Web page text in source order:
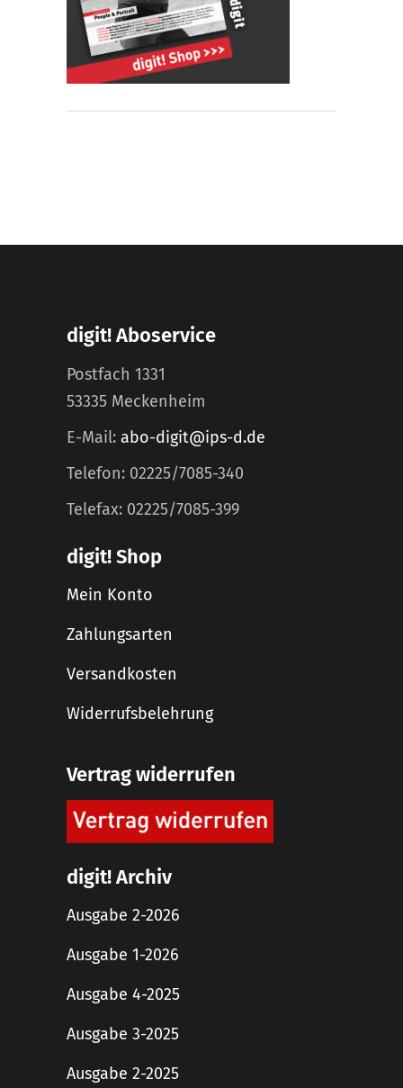
digit! Aboservice
Postfach 1331
53335 Meckenheim
E-Mail: abo-digit@ips-d.de
Telefon: 02225/7085-340
Telefax: 02225/7085-399
digit! Shop
Mein Konto
Zahlungsarten
Versandkosten
Widerrufsbelehrung
Vertrag widerrufen
digit! Archiv
Ausgabe 2-2026
Ausgabe 1-2026
Ausgabe 4-2025
Ausgabe 3-2025
Ausgabe 2-2025